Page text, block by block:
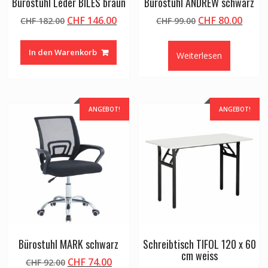
CHF182.00 Ursprünglicher
war:
CHF 182.00
CHF 146.00Aktueller
In den Warenkorb
CHF99.00 Ursprünglicher
CHF 99.00
CHF 80.00
Weiterlesen
ANGEBOT!
Bürostuhl MARK schwarz
CHF92.00 Ursprünglicher
CHF74.00Aktueller
ANGEBOT!
Schreibtisch TIFOL 120 x 60
cm weiss